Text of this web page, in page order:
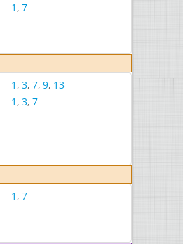
1, 7
1, 3, 7, 9, 13
1, 3, 7
1, 7